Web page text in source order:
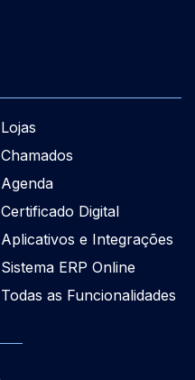
Lojas
Chamados
Agenda
Certificado Digital
Aplicativos e Integrações
Sistema ERP Online
Todas as Funcionalidades